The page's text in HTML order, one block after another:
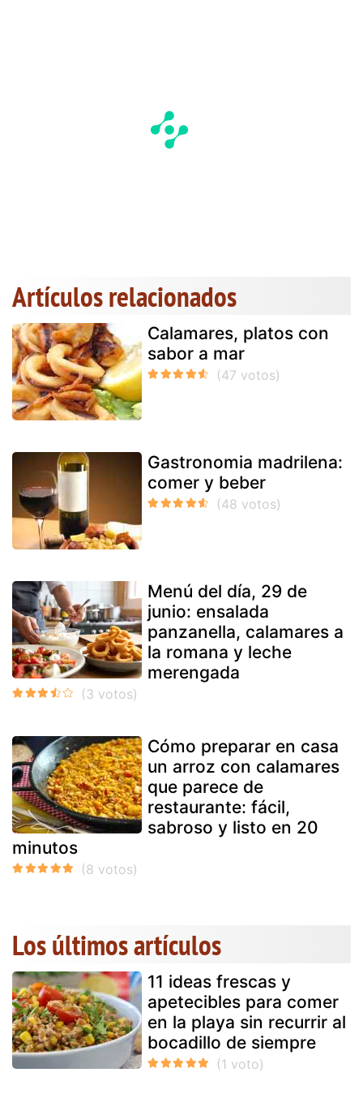
Artículos relacionados
Calamares, platos con
sabor a mar
Gastronomia madrilena:
comer y beber
Menú del día, 29 de
junio: ensalada
panzanella, calamares a
la romana y leche
merengada
Cómo preparar en casa
un arroz con calamares
que parece de
restaurante: fácil,
sabroso y listo en 20
minutos
Los últimos artículos
11 ideas frescas y
apetecibles para comer
en la playa sin recurrir al
bocadillo de siempre